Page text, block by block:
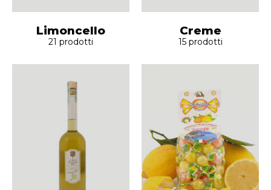
Limoncello
21 prodotti
Creme
15prodotti